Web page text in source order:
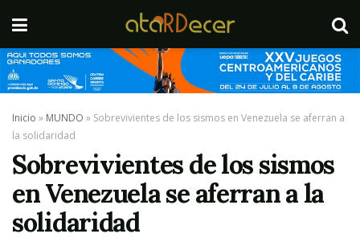
Inicio » MUNDO » Sobrevivientes de los sismos en Venezuela se aferran a
la solidaridad
Sobrevivientes de los sismos
en Venezuela se aferran a la
solidaridad